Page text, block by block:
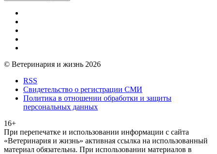
© Ветеринария и жизнь 2026
RSS
Свидетельство о регистрации СМИ
Политика в отношении обработки и защиты
персональных данных
16+
При перепечатке и использовании информации с сайта
«Ветеринария и жизнь» активная ссылка на использованный
материал обязательна. При использовании материалов в